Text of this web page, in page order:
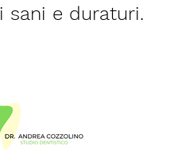
sani e duraturi.